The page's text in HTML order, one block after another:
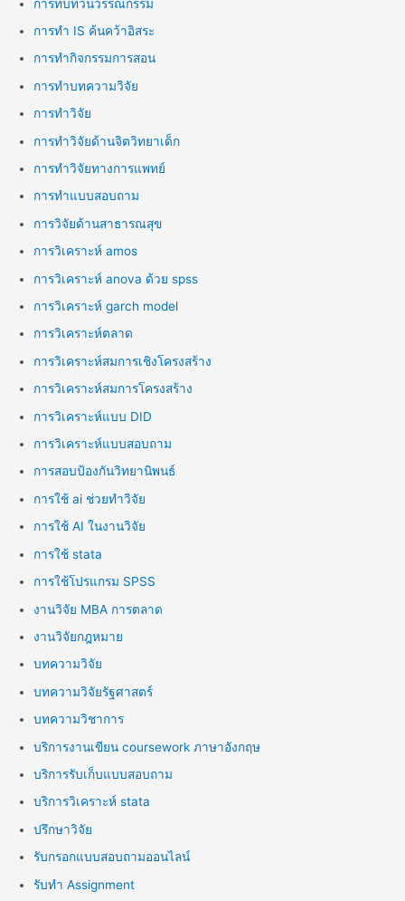
การทบทวนวรรณกรรม
การทำ IS ค้นคว้าอิสระ
การทำกิจกรรมการสอน
การทำบทความวิจัย
การทำวิจัย
การทำวิจัยด้านจิตวิทยาเด็ก
การทำวิจัยทางการแพทย์
การทำแบบสอบถาม
การวิจัยด้านสาธารณสุข
การวิเคราะห์ amos
การวิเคราะห์ anova ด้วย spss
การวิเคราะห์ garch model
การวิเคราะห์ตลาด
การวิเคราะห์สมการเชิงโครงสร้าง
การวิเคราะห์สมการโครงสร้าง
การวิเคราะห์แบบ DID
การวิเคราะห์แบบสอบถาม
การสอบป้องกันวิทยานิพนธ์
การใช้ ai ช่วยทำวิจัย
การใช้ AI ในงานวิจัย
การใช้ stata
การใช้โปรแกรม SPSS
งานวิจัย MBA การตลาด
งานวิจัยกฎหมาย
บทความวิจัย
บทความวิจัยรัฐศาสตร์
บทความวิชาการ
บริการงานเขียน coursework ภาษาอังกฤษ
บริการรับเก็บแบบสอบถาม
บริการวิเคราะห์ stata
ปรึกษาวิจัย
รับกรอกแบบสอบถามออนไลน์
รับทำ Assignment